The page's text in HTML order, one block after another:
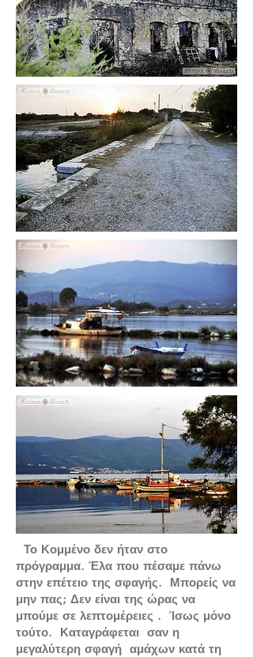
Το Κομμένο δεν ήταν στο
πρόγραμμα. Έλα που πέσαμε πάνω
στην επέτειο της σφαγής. Μπορείς να
μην πας; Δεν είναι της ώρας να
μπούμε σε λεπτομέρειες . Ίσως μόνο
τούτο. Καταγράφεται σαν η
μεγαλύτερη σφαγή αμάχων κατά τη